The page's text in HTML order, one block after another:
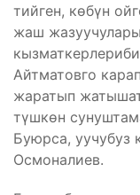
тийген, көбүн
жаш
Айтматовго
жаратып
түшкөн
Буюрса, уучубуз
Осмоналиев.